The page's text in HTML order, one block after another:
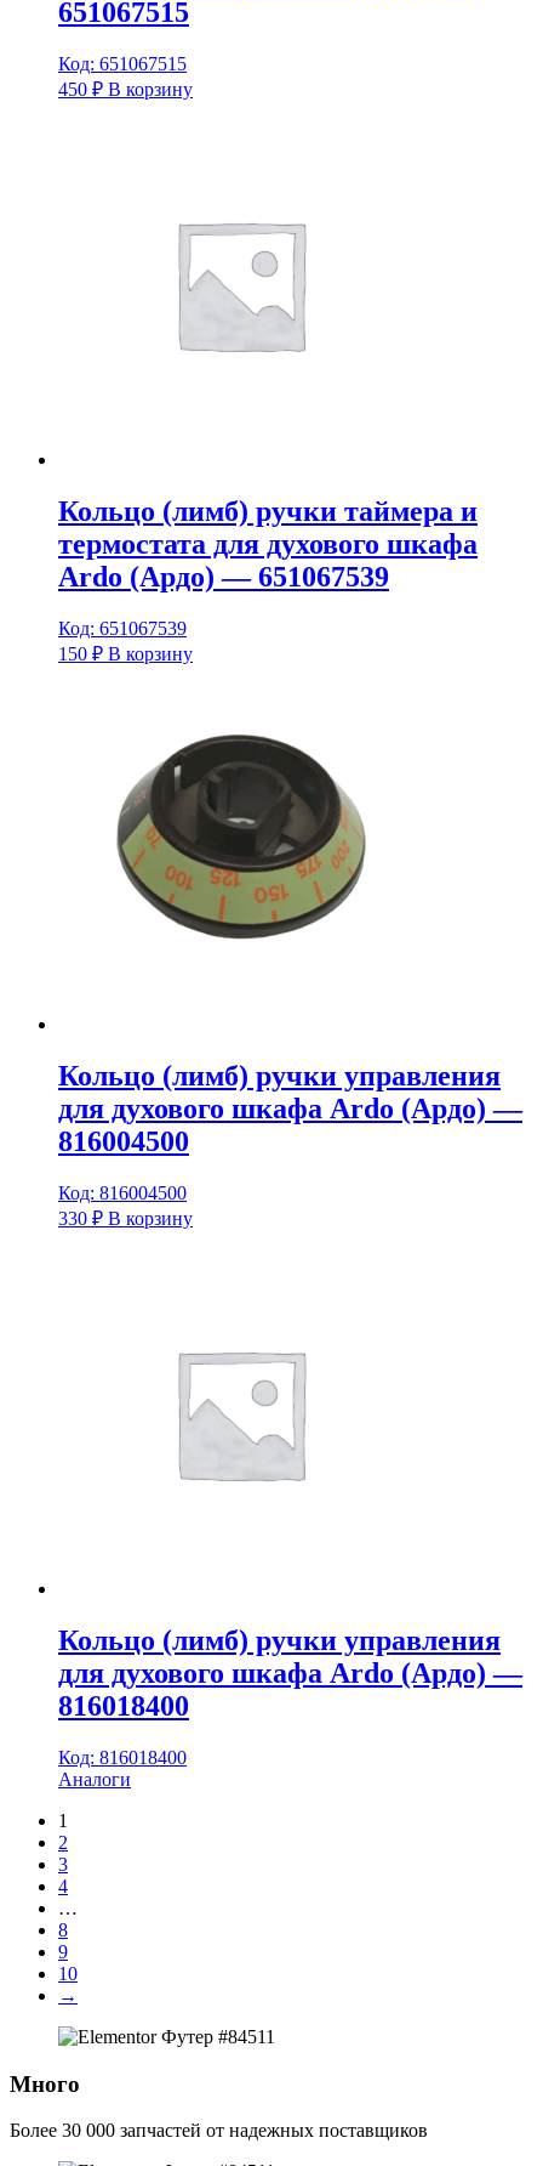
651067515
Код: 651067515
450 ₽ В корзину
Кольцо (лимб) ручки таймера и
термостата для духового шкафа
Ardo (Ардо) — 651067539
Код: 651067539
150 ₽ В корзину
Кольцо (лимб) ручки управления
для духового шкафа Ardo (Ардо) —
816004500
Код: 816004500
330 ₽ В корзину
Кольцо (лимб) ручки управления
для духового шкафа Ardo (Ардо) —
816018400
Код: 816018400
Аналоги
1
2
3
4
…
8
9
10
→
Много
Более 30 000 запчастей от надежных поставщиков